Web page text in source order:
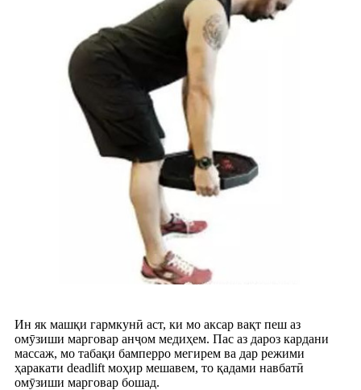
Ин як машқи гармкунӣ аст, ки мо аксар вақт пеш аз
омӯзиши марговар анҷом медиҳем. Пас аз дароз кардани
массаж, мо табақи бамперро мегирем ва дар режими
ҳаракати deadlift моҳир мешавем, то қадами навбатӣ
омӯзиши марговар бошад.